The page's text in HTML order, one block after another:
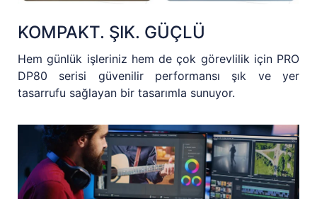
KOMPAKT. ŞIK. GÜÇLÜ
Hem günlük işleriniz hem de çok görevlilik için PRO
DP80 serisi güvenilir performansı şık ve yer
tasarrufu sağlayan bir tasarımla sunuyor.